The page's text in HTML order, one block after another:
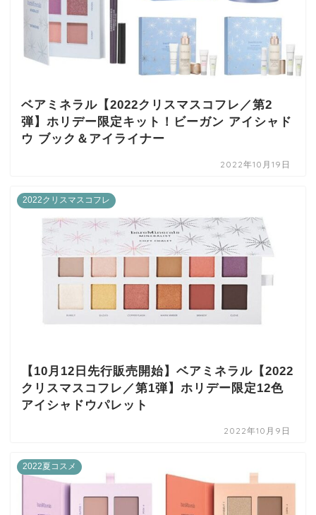
ベアミネラル【2022クリスマスコフレ／第2
弾】ホリデー限定キット！ビーガン アイシャド
ウ ブック＆アイライナー
2022年10月19日
2022クリスマスコフレ
【10月12日先行販売開始】ベアミネラル【2022
クリスマスコフレ／第1弾】ホリデー限定12色
アイシャドウパレット
2022年10月9日
2022夏コスメ